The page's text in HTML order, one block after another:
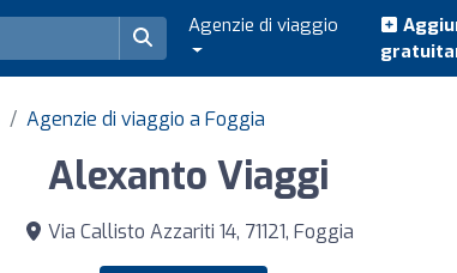
Agenzie di viaggio
Agenzie di viaggio a Foggia
Alexanto Viaggi
Via Callisto Azzariti 14, 71121, Foggia